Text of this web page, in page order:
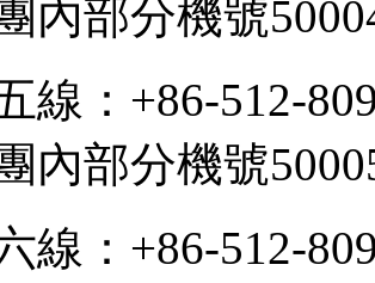
內部分機號
線：+86-512-
內部分機號
線：+86-512-